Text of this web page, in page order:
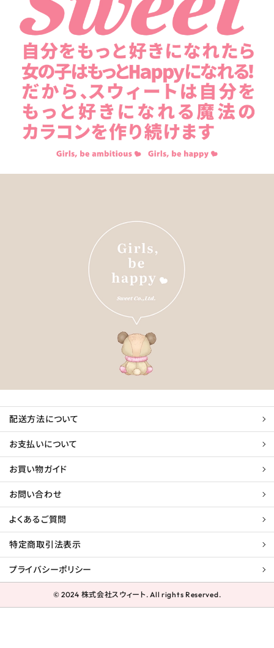
配送方法について
お支払いについて
お買い物ガイド
お問い合わせ
よくあるご質問
特定商取引法表示
プライバシーポリシー
© 2024 株式会社スウィート. All rights Reserved.